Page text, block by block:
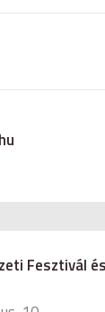
Fesztivál